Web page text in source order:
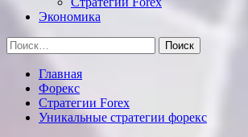
Экономика
Найти:
Главная
Форекс
Стратегии Forex
Уникальные стратегии форекс